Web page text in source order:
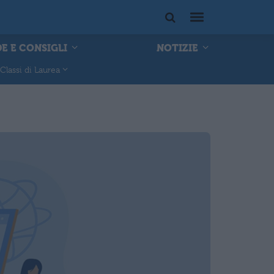
E CONSIGLI NOTIZIE
Classi di Laurea